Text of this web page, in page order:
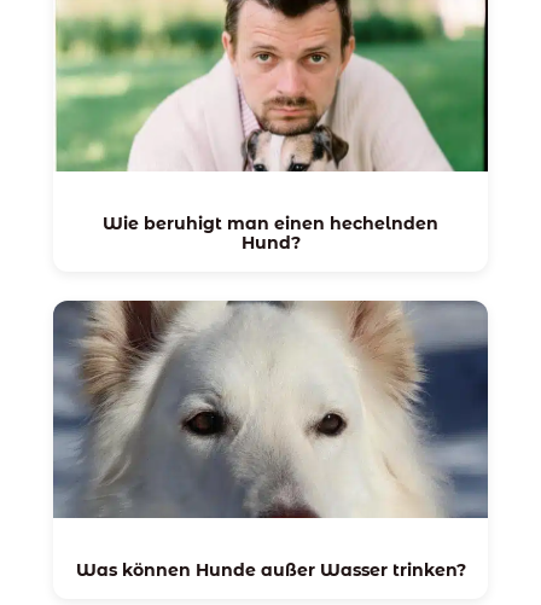
Wie beruhigt man einen hechelnden
Hund?
Was können Hunde außer Wasser trinken?